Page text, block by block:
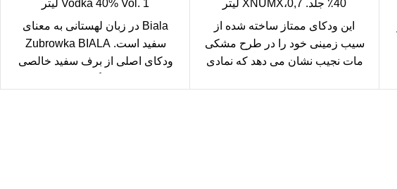
40٪ جلد. 0,7،XNUMX لیتر
این ودکای ممتاز ساخته شده از
سیب زمینی خود را در طرح مشکی
مات نجیب نشان می دهد که نمادی
Vodka 40% Vol. 1 لیتر
Biala در زبان لهستانی به معنای
سفید است. Zubrowka BIALA
ودکای اصلی از برف سفید خالصی